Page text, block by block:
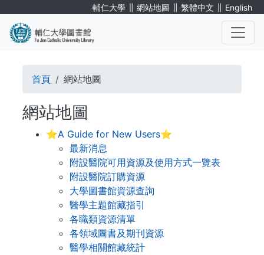
輔仁大學 ∥ 網站地圖 ∥ 繁體中文 ∥ English
導
連
結
首頁 網站地圖
網站地圖
⭐A Guide for New Users⭐
最新消息
附設醫院可用資源及使用方式一覽表
附設醫院訂購資源
大學圖書館資源查詢
醫學主題館藏指引
各職類資源清單
各領域圖書及期刊資源
醫學相關館藏統計